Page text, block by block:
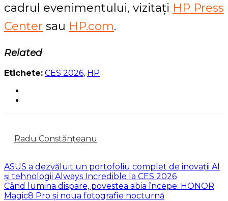
cadrul evenimentului, vizitați HP Press
Center sau HP.com.
Related
Etichete: CES 2026, HP
Radu Constănțeanu
ASUS a dezvăluit un portofoliu complet de inovații AI
și tehnologii Always Incredible la CES 2026
Când lumina dispare, povestea abia începe: HONOR
Magic8 Pro și noua fotografie nocturnă